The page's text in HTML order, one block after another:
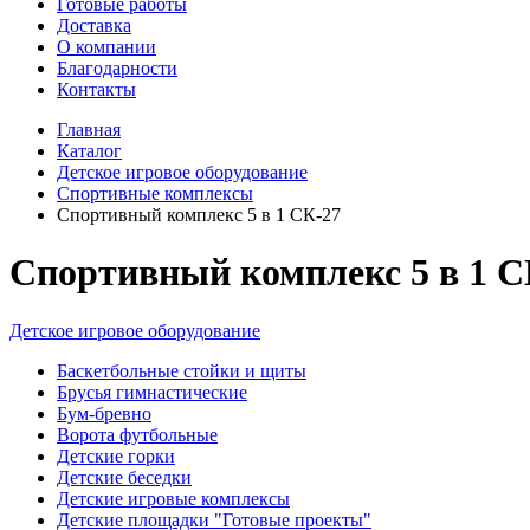
Готовые работы
Доставка
О компании
Благодарности
Контакты
Главная
Каталог
Детское игровое оборудование
Спортивные комплексы
Спортивный комплекс 5 в 1 СК-27
Спортивный комплекс 5 в 1
Детское игровое оборудование
Баскетбольные стойки и щиты
Брусья гимнастические
Бум-бревно
Ворота футбольные
Детские горки
Детские беседки
Детские игровые комплексы
Детские площадки "Готовые проекты"